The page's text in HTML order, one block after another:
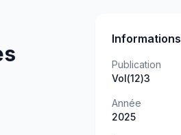
Informations
Publication
Vol(12)3
Année
2025